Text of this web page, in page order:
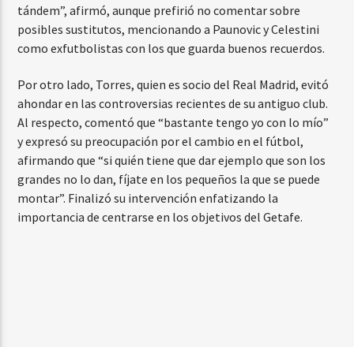
tándem”, afirmó, aunque prefirió no comentar sobre
posibles sustitutos, mencionando a Paunovic y Celestini
como exfutbolistas con los que guarda buenos recuerdos.
Por otro lado, Torres, quien es socio del Real Madrid, evitó
ahondar en las controversias recientes de su antiguo club.
Al respecto, comentó que “bastante tengo yo con lo mío”
y expresó su preocupación por el cambio en el fútbol,
afirmando que “si quién tiene que dar ejemplo que son los
grandes no lo dan, fíjate en los pequeños la que se puede
montar”. Finalizó su intervención enfatizando la
importancia de centrarse en los objetivos del Getafe.